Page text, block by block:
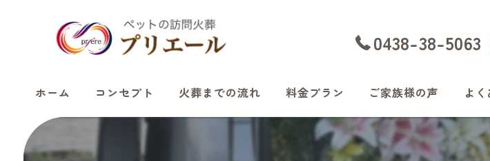
0438-38-5063
ホーム コンセプト 火葬までの流れ 料金プラン ご家族様の声 よ